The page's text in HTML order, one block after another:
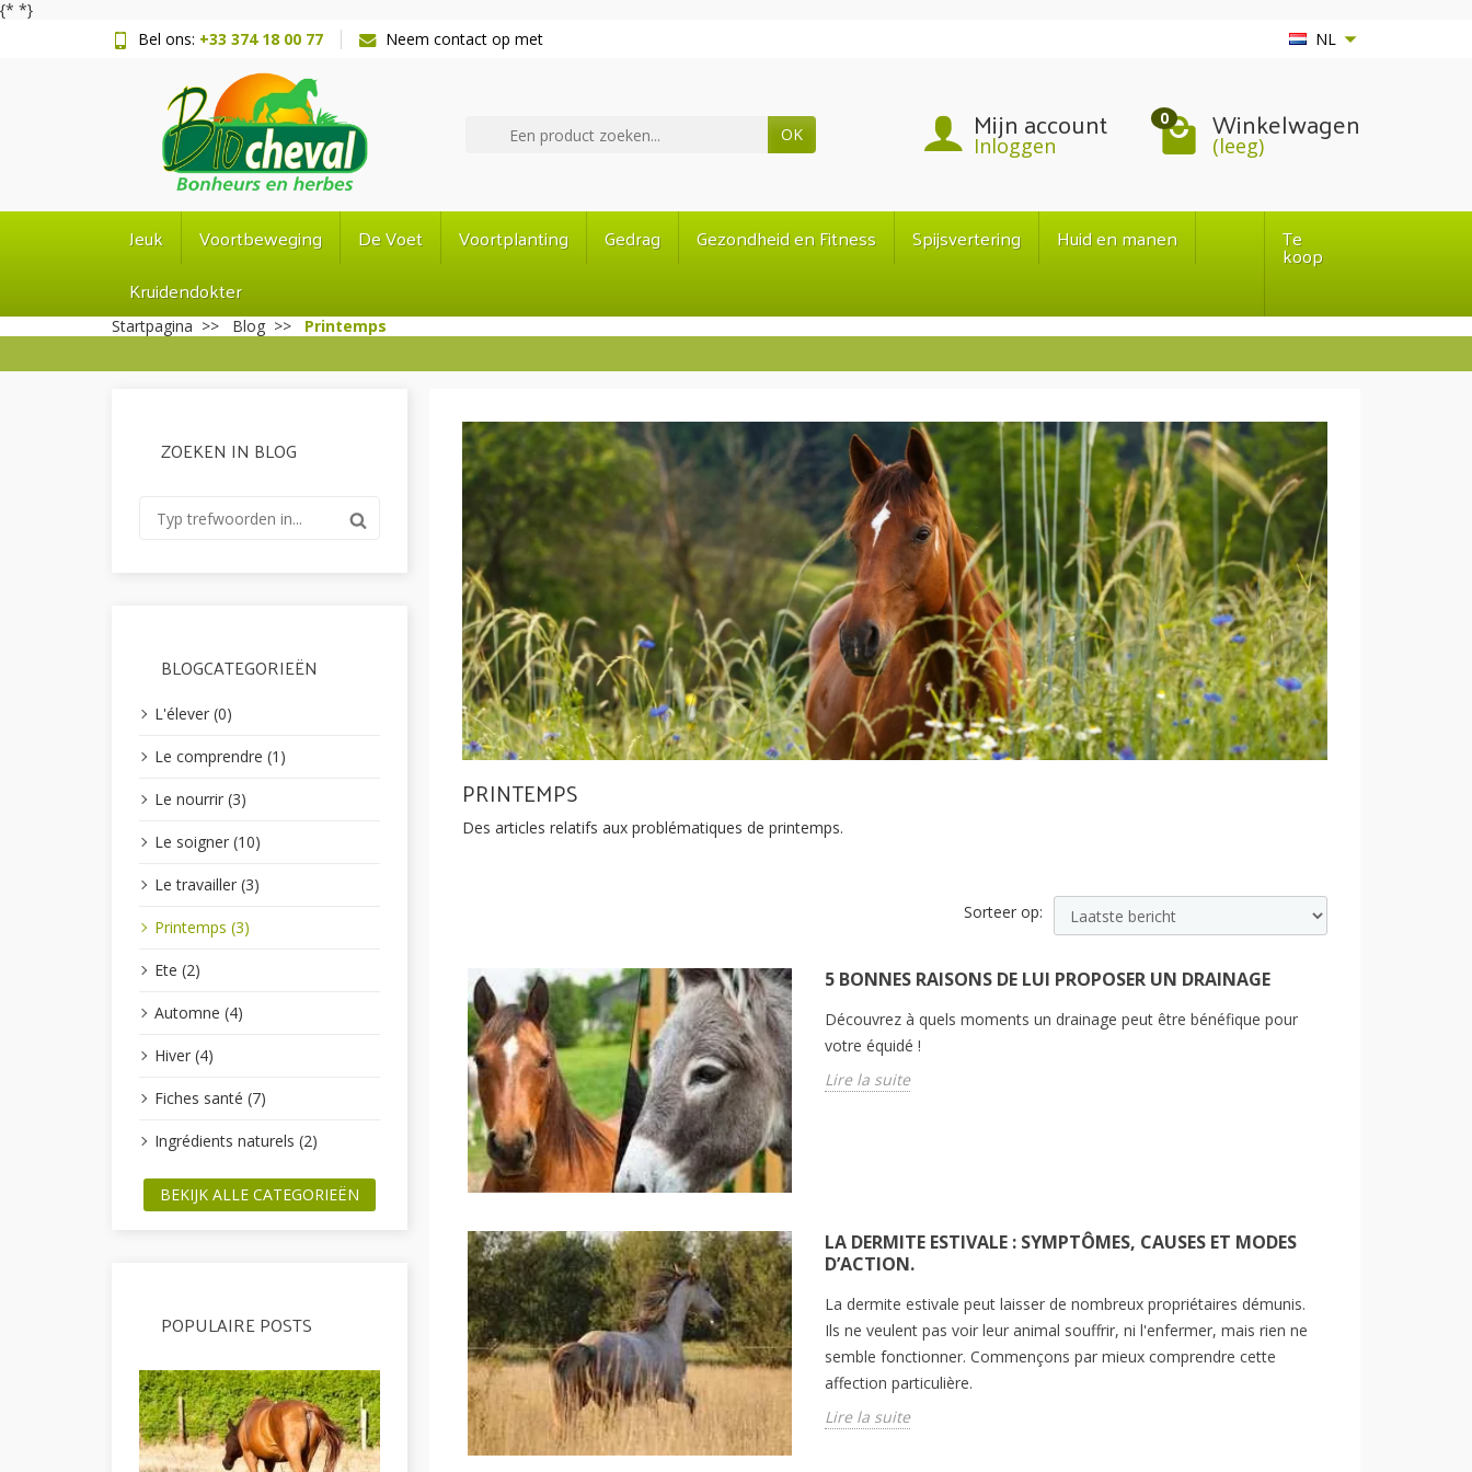
{* *}
Bel ons: +33 374 18 00 77 Neem contact op met NL
OK Mijn account
Inloggen
0 Winkelwagen
(leeg)
Jeuk Voortbeweging De Voet Voortplanting Gedrag Gezondheid en Fitness Spijsvertering
Huid en manen
Kruidendokter
Te
koop
Startpagina Blog Printemps
ZOEKEN IN BLOG
BLOGCATEGORIEËN
L'élever (0)
Le comprendre (1)
Le nourrir (3)
Le soigner (10)
Le travailler (3)
Printemps (3)
Ete (2)
Automne (4)
Hiver (4)
Fiches santé (7)
Ingrédients naturels (2)
BEKIJK ALLE CATEGORIEËN
POPULAIRE POSTS
PRINTEMPS
Des articles relatifs aux problématiques de printemps.
Sorteer op:
5 BONNES RAISONS DE LUI PROPOSER UN DRAINAGE
Découvrez à quels moments un drainage peut être bénéfique pour
votre équidé !
Lire la suite
LA DERMITE ESTIVALE : SYMPTÔMES, CAUSES ET MODES
D’ACTION.
La dermite estivale peut laisser de nombreux propriétaires démunis.
Ils ne veulent pas voir leur animal souffrir, ni l'enfermer, mais rien ne
semble fonctionner. Commençons par mieux comprendre cette
affection particulière.
Lire la suite